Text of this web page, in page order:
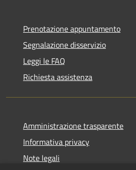
Prenotazione appuntamento
Segnalazione disservizio
Leggi le FAQ
Richiesta assistenza
Amministrazione trasparente
Informativa privacy
Note legali